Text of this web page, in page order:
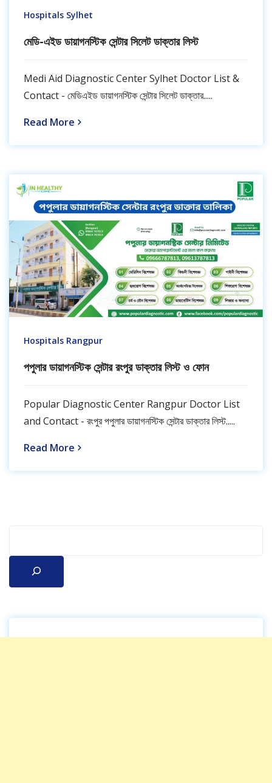
Hospitals Sylhet
মেডি-এইড ডায়াগনস্টিক সেন্টার সিলেট ডাক্তার লিস্ট
Medi Aid Diagnostic Center Sylhet Doctor List &
Contact - মেডিএইড ডায়াগনস্টিক সেন্টার সিলেট ডাক্তার.....
Read More
Hospitals Rangpur
পপুলার ডায়াগনস্টিক সেন্টার রংপুর ডাক্তার লিস্ট ও ফোন
Popular Diagnostic Center Rangpur Doctor List
and Contact - রংপুর পপুলার ডায়াগনস্টিক সেন্টার ডাক্তার লিস্ট.....
Read More